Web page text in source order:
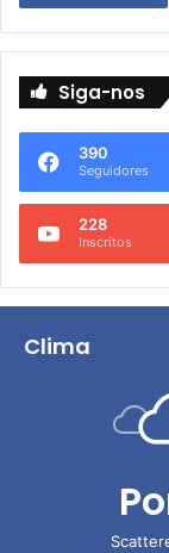
Siga-nos
390
Seguidores
228
Inscritos
Clima